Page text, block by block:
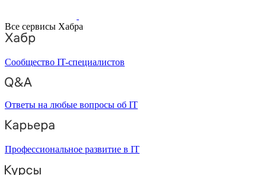
Все сервисы Хабра
Сообщество IT-специалистов
Ответы на любые вопросы об IT
Профессиональное развитие в IT